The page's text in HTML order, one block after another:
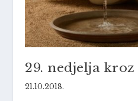
29. nedjelja
21.10.2018.